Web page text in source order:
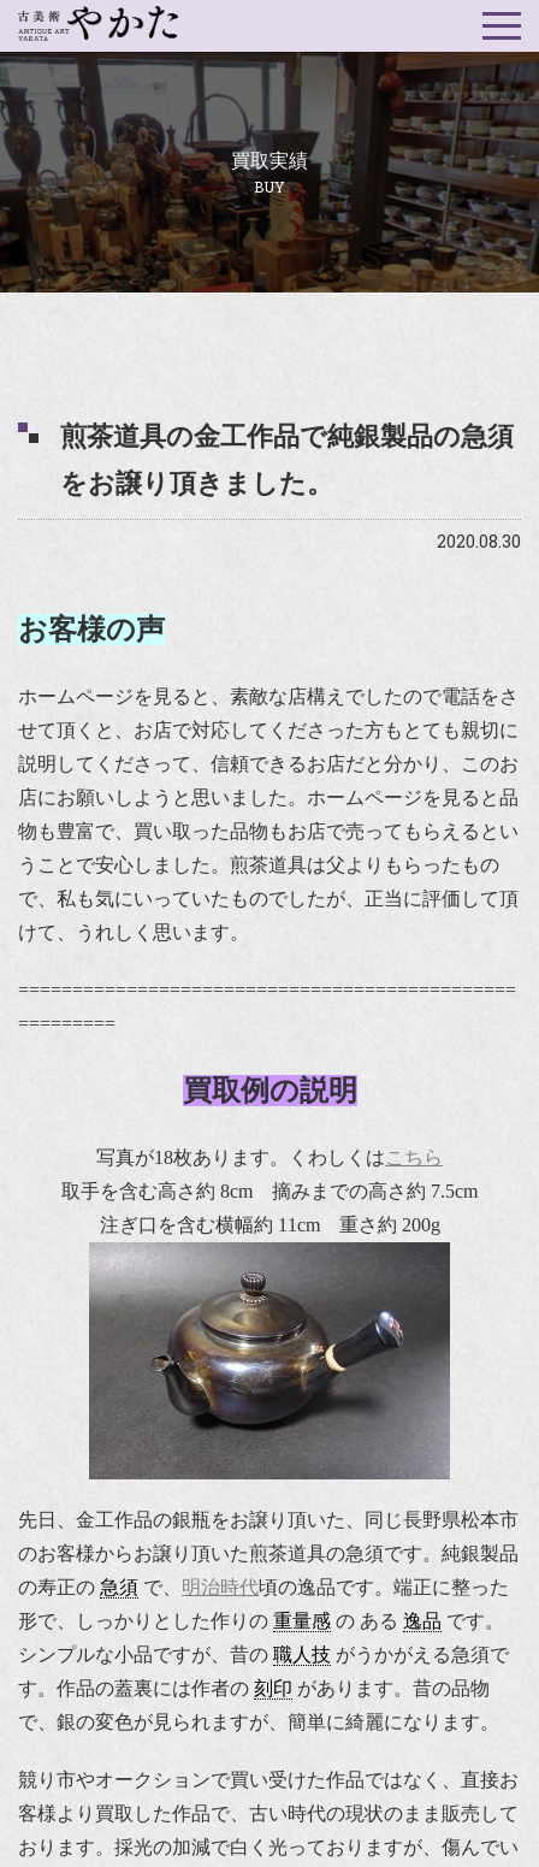
買取実績
BUY
煎茶道具の金工作品で純銀製品の急須
をお譲り頂きました。
2020.08.30
お客様の声
ホームページを見ると、素敵な店構えでしたので電話をさ
せて頂くと、お店で対応してくださった方もとても親切に
説明してくださって、信頼できるお店だと分かり、このお
店にお願いしようと思いました。ホームページを見ると品
物も豊富で、買い取った品物もお店で売ってもらえるとい
うことで安心しました。煎茶道具は父よりもらったもの
で、私も気にいっていたものでしたが、正当に評価して頂
けて、うれしく思います。
==============================================
=========
買取例の説明
写真が18枚あります。くわしくはこちら
取手を含む高さ約 8cm 摘みまでの高さ約 7.5cm
注ぎ口を含む横幅約 11cm 重さ約 200g
先日、金工作品の銀瓶をお譲り頂いた、同じ長野県松本市
のお客様からお譲り頂いた煎茶道具の急須です。純銀製品
の寿正の 急須 で、 明治時代頃の逸品です。端正に整った
形で、しっかりとした作りの 重量感 の ある 逸品 です。
シンプルな小品ですが、昔の 職人技 がうかがえる急須で
す。作品の蓋裏には作者の 刻印 があります。昔の品物
で、銀の変色が見られますが、簡単に綺麗になります。
競り市やオークションで買い受けた作品ではなく、直接お
客様より買取した作品で、古い時代の現状のまま販売して
おります。採光の加減で白く光っておりますが、傷んでい